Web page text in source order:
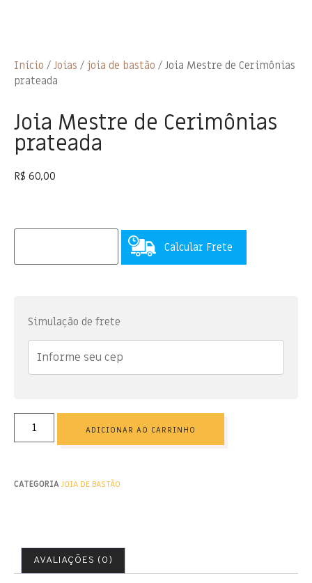
Início / Joias / joia de bastão / Joia Mestre de Cerimônias
prateada
Joia Mestre de Cerimônias
prateada
R$ 60,00
Calcular Frete
Simulação de frete
ADICIONAR AO CARRINHO
CATEGORIAJOIA DE BASTÃO
AVALIAÇÕES (0)